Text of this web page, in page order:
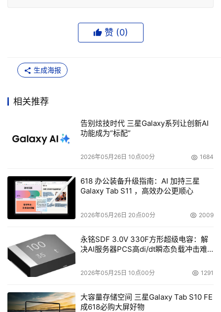
赞 (0)
生成海报
相关推荐
告别炫技时代 三星Galaxy系列让创新AI
功能成为“标配”
2026年05月26日 10点00分 1684
618 办公装备升级指南：AI 加持三星
Galaxy Tab S11 ，高效办公更顺心
2026年05月26日 20点00分 2009
永铭SDF 3.0V 330F方形超级电容：解
决AI服务器PCS高di/dt瞬态负载冲击难
2026年05月25日 10点00分 1291
大容量存储空间 三星Galaxy Tab S10 FE
成618必购大屏好物